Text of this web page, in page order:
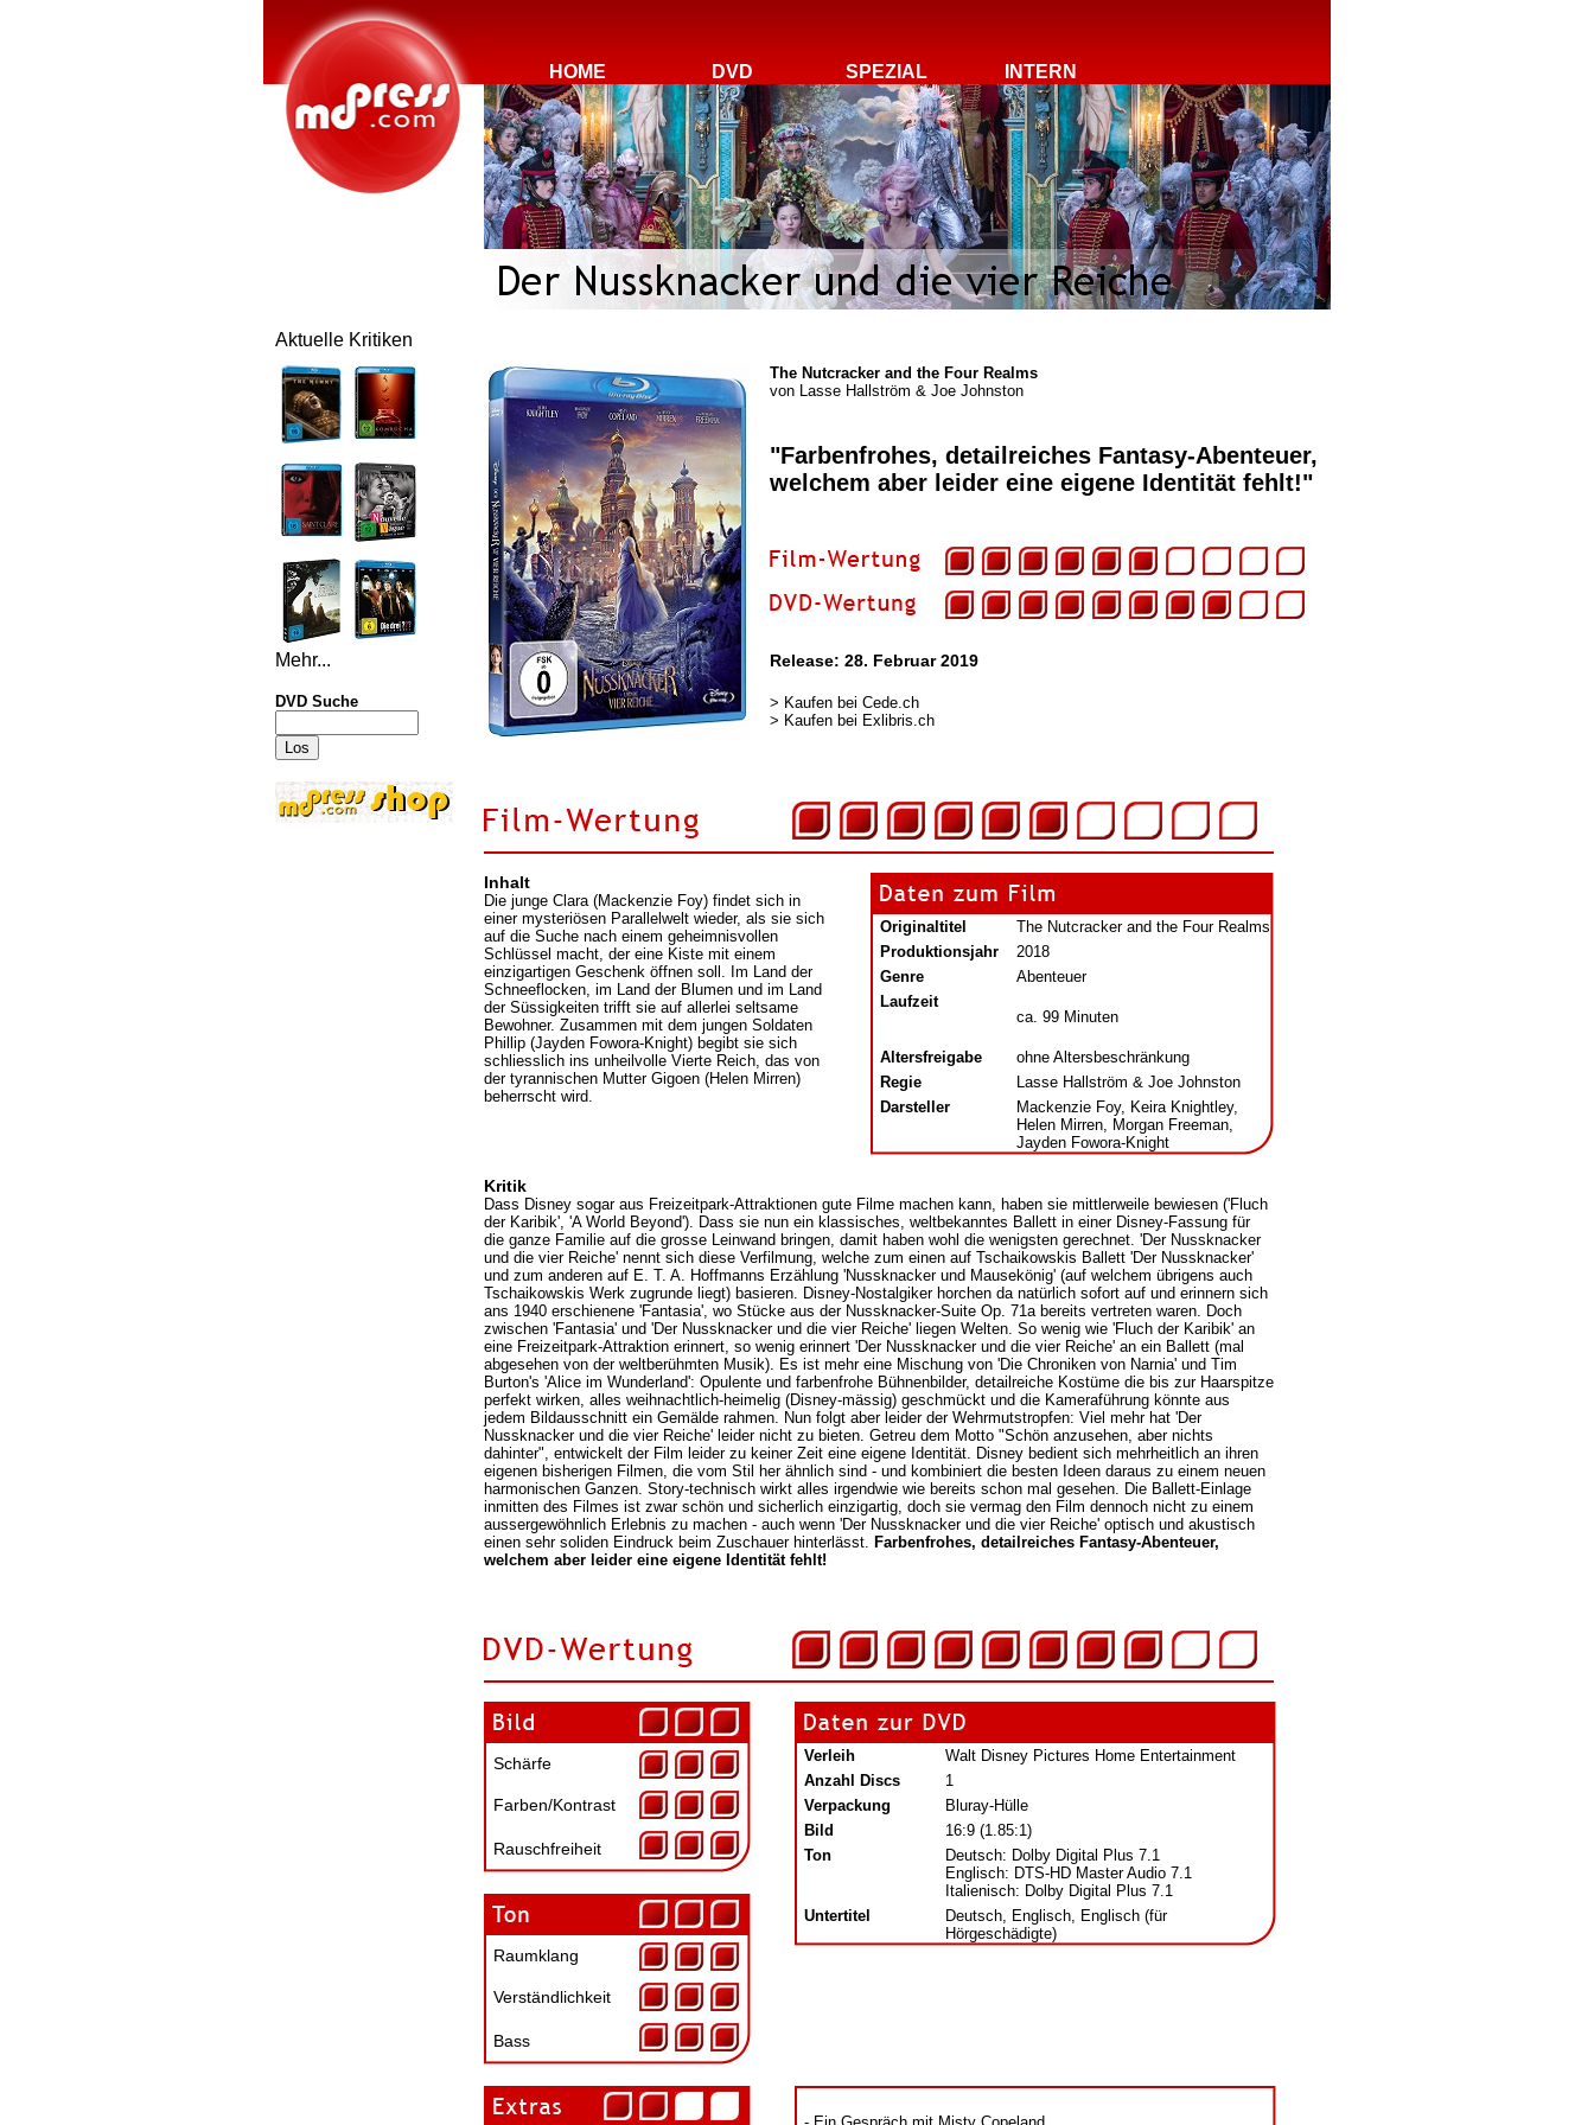
HOME DVD SPEZIAL INTERN
Aktuelle Kritiken
Mehr...
DVD Suche
The Nutcracker and the Four Realms
von Lasse Hallström & Joe Johnston
"Farbenfrohes, detailreiches Fantasy-Abenteuer,
welchem aber leider eine eigene Identität fehlt!"
Release: 28. Februar 2019
> Kaufen bei Cede.ch
> Kaufen bei Exlibris.ch
Inhalt
Die junge Clara (Mackenzie Foy) findet sich in
einer mysteriösen Parallelwelt wieder, als sie sich
auf die Suche nach einem geheimnisvollen
Schlüssel macht, der eine Kiste mit einem
einzigartigen Geschenk öffnen soll. Im Land der
Schneeflocken, im Land der Blumen und im Land
der Süssigkeiten trifft sie auf allerlei seltsame
Bewohner. Zusammen mit dem jungen Soldaten
Phillip (Jayden Fowora-Knight) begibt sie sich
schliesslich ins unheilvolle Vierte Reich, das von
der tyrannischen Mutter Gigoen (Helen Mirren)
beherrscht wird.
Originaltitel
The Nutcracker and the Four Realms
Produktionsjahr
2018
Genre
Abenteuer
Laufzeit
ca. 99 Minuten
Altersfreigabe
ohne Altersbeschränkung
Regie
Lasse Hallström & Joe Johnston
Darsteller
Mackenzie Foy, Keira Knightley,
Helen Mirren, Morgan Freeman,
Jayden Fowora-Knight
Kritik
Dass Disney sogar aus Freizeitpark-Attraktionen gute Filme machen kann, haben sie mittlerweile bewiesen ('Fluch
der Karibik', 'A World Beyond'). Dass sie nun ein klassisches, weltbekanntes Ballett in einer Disney-Fassung für
die ganze Familie auf die grosse Leinwand bringen, damit haben wohl die wenigsten gerechnet. 'Der Nussknacker
und die vier Reiche' nennt sich diese Verfilmung, welche zum einen auf Tschaikowskis Ballett 'Der Nussknacker'
und zum anderen auf E. T. A. Hoffmanns Erzählung 'Nussknacker und Mausekönig' (auf welchem übrigens auch
Tschaikowskis Werk zugrunde liegt) basieren. Disney-Nostalgiker horchen da natürlich sofort auf und erinnern sich
ans 1940 erschienene 'Fantasia', wo Stücke aus der Nussknacker-Suite Op. 71a bereits vertreten waren. Doch
zwischen 'Fantasia' und 'Der Nussknacker und die vier Reiche' liegen Welten. So wenig wie 'Fluch der Karibik' an
eine Freizeitpark-Attraktion erinnert, so wenig erinnert 'Der Nussknacker und die vier Reiche' an ein Ballett (mal
abgesehen von der weltberühmten Musik). Es ist mehr eine Mischung von 'Die Chroniken von Narnia' und Tim
Burton's 'Alice im Wunderland': Opulente und farbenfrohe Bühnenbilder, detailreiche Kostüme die bis zur Haarspitze
perfekt wirken, alles weihnachtlich-heimelig (Disney-mässig) geschmückt und die Kameraführung könnte aus
jedem Bildausschnitt ein Gemälde rahmen. Nun folgt aber leider der Wehrmutstropfen: Viel mehr hat 'Der
Nussknacker und die vier Reiche' leider nicht zu bieten. Getreu dem Motto "Schön anzusehen, aber nichts
dahinter", entwickelt der Film leider zu keiner Zeit eine eigene Identität. Disney bedient sich mehrheitlich an ihren
eigenen bisherigen Filmen, die vom Stil her ähnlich sind - und kombiniert die besten Ideen daraus zu einem neuen
harmonischen Ganzen. Story-technisch wirkt alles irgendwie wie bereits schon mal gesehen. Die Ballett-Einlage
inmitten des Filmes ist zwar schön und sicherlich einzigartig, doch sie vermag den Film dennoch nicht zu einem
aussergewöhnlich Erlebnis zu machen - auch wenn 'Der Nussknacker und die vier Reiche' optisch und akustisch
einen sehr soliden Eindruck beim Zuschauer hinterlässt. Farbenfrohes, detailreiches Fantasy-Abenteuer,
welchem aber leider eine eigene Identität fehlt!
Schärfe
Farben/Kontrast
Rauschfreiheit
Raumklang
Verständlichkeit
Bass
Verleih
Walt Disney Pictures Home Entertainment
Anzahl Discs
1
Verpackung
Bluray-Hülle
Bild
16:9 (1.85:1)
Ton
Deutsch: Dolby Digital Plus 7.1
Englisch: DTS-HD Master Audio 7.1
Italienisch: Dolby Digital Plus 7.1
Untertitel
Deutsch, Englisch, Englisch (für
Hörgeschädigte)